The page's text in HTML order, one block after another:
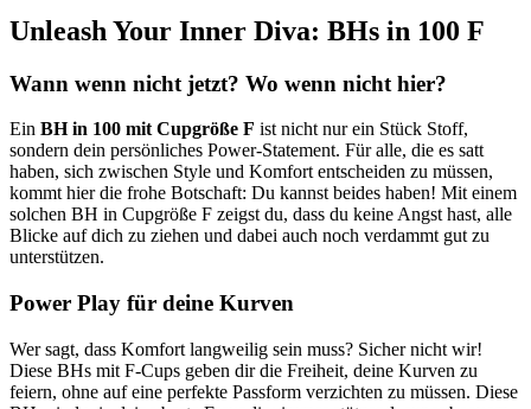
Unleash Your Inner Diva: BHs in 100 F
Wann wenn nicht jetzt? Wo wenn nicht hier?
Ein BH in 100 mit Cupgröße F ist nicht nur ein Stück Stoff,
sondern dein persönliches Power-Statement. Für alle, die es satt
haben, sich zwischen Style und Komfort entscheiden zu müssen,
kommt hier die frohe Botschaft: Du kannst beides haben! Mit einem
solchen BH in Cupgröße F zeigst du, dass du keine Angst hast, alle
Blicke auf dich zu ziehen und dabei auch noch verdammt gut zu
unterstützen.
Power Play für deine Kurven
Wer sagt, dass Komfort langweilig sein muss? Sicher nicht wir!
Diese BHs mit F-Cups geben dir die Freiheit, deine Kurven zu
feiern, ohne auf eine perfekte Passform verzichten zu müssen. Diese